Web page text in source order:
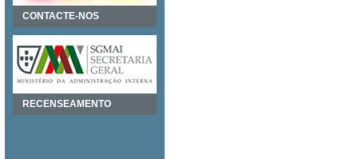
CONTACTE-NOS
RECENSEAMENTO